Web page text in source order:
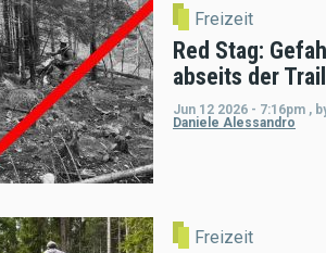
Freizeit
Red Stag:
abseits der
Jun 12 2026 - 7:16pm ,
Daniele Alessandro
Freizeit